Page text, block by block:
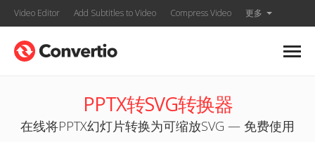
Video Editor Add Subtitles to Video Compress Video 更多
PPTX转SVG转换器
在线将PPTX幻灯片转换为可缩放SVG — 免费使用